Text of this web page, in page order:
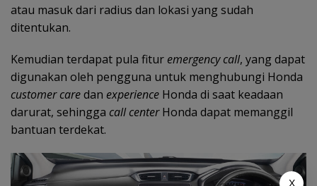
atau masuk dari radius dan lokasi yang sudah
ditentukan.
Kemudian terdapat pula fitur emergency call, yang dapat
digunakan oleh pengguna untuk menghubungi Honda
customer caredan experience Honda di saat keadaan
darurat, sehingga call centerHonda dapat memanggil
bantuan terdekat.
X